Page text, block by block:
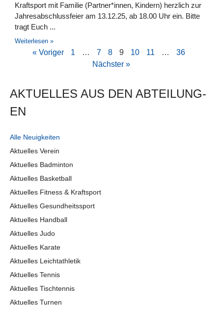
AKTUELLES AUS DEN AB­TEI­LUNG­
EN
Alle Neuigkeiten
Aktuelles Verein
Aktuelles Badminton
Aktuelles Basketball
Aktuelles Fitness & Kraftsport
Aktuelles Gesundheitssport
Aktuelles Handball
Aktuelles Judo
Aktuelles Karate
Aktuelles Leichtathletik
Aktuelles Tennis
Aktuelles Tischtennis
Aktuelles Turnen
Kraftsport mit Familie (Partner*innen, Kindern) herzlich zur
Jahresabschlussfeier am 13.12.25, ab 18.00 Uhr ein. Bitte
tragt Euch
Weiterlesen »
« Voriger 1 … 7 8 9 10 11 …
36
Nächster »